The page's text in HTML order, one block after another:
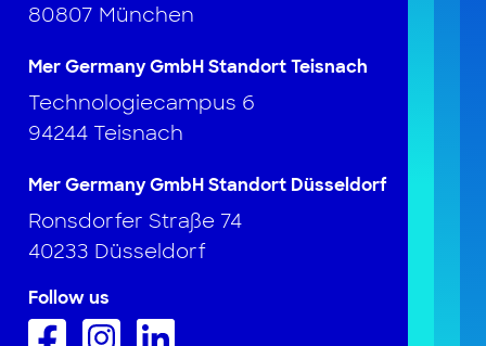
80807 München
Mer Germany GmbH Standort Teisnach
Technologiecampus 6
94244 Teisnach
Mer Germany GmbH Standort Düsseldorf
Ronsdorfer Straße 74
40233 Düsseldorf
Follow us